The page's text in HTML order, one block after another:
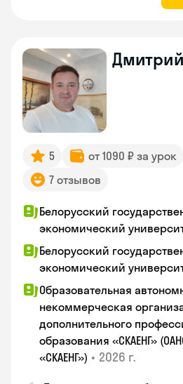
Дмитрий
5 от 1090 ₽ за урок
7 отзывов
Белорусский
экономический
Белорусский
экономический
Образовательная
некоммерческая
дополнительного
образования «СКАЕНГ»
«СКАЕНГ») • 2026 г.